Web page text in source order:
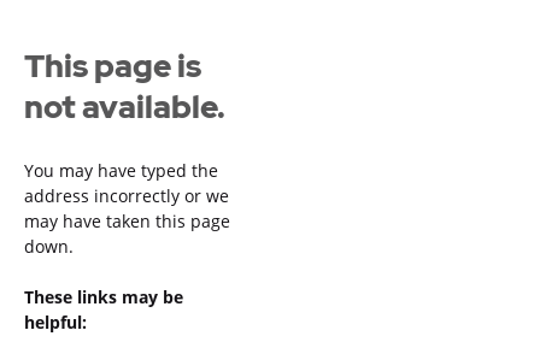
This page is
not available.
You may have typed the
address incorrectly or we
may have taken this page
down.
These links may be
helpful: